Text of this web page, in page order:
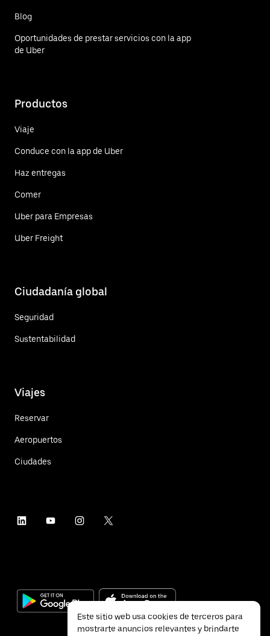
Blog
Oportunidades de prestar servicios con la app
de Uber
Productos
Viaje
Conduce con la app de Uber
Haz entregas
Comer
Uber para Empresas
Uber Freight
Ciudadanía global
Seguridad
Sustentabilidad
Viajes
Reservar
Aeropuertos
Ciudades
Este sitio web usa cookies de terceros para
mostrarte anuncios relevantes y brindarte